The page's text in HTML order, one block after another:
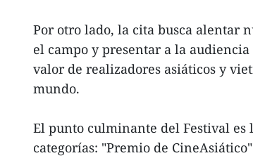
Por otro lado, la cita busca alentar
el campo y presentar a la
valor de realizadores asiáticos y
mundo.
El punto culminante del Festival
categorías: "Premio de